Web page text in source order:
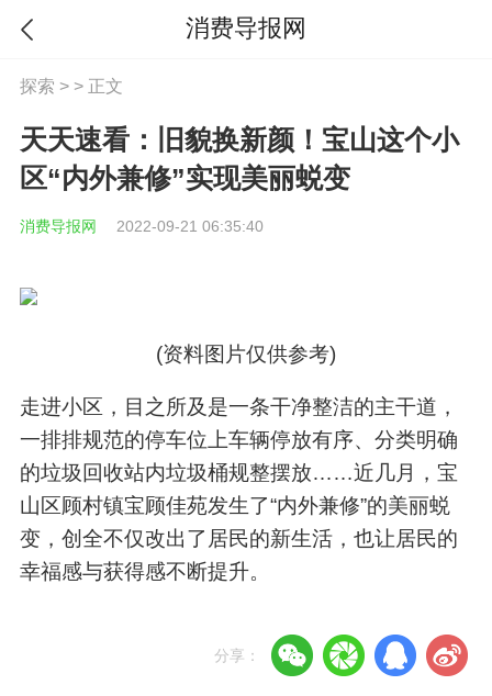
消费导报网
探索 > > 正文
天天速看：旧貌换新颜！宝山这个小
区“内外兼修”实现美丽蜕变
消费导报网 2022-09-21 06:35:40
(资料图片仅供参考)
走进小区，目之所及是一条干净整洁的主干道，
一排排规范的停车位上车辆停放有序、分类明确
的垃圾回收站内垃圾桶规整摆放……近几月，宝
山区顾村镇宝顾佳苑发生了“内外兼修”的美丽蜕
变，创全不仅改出了居民的新生活，也让居民的
幸福感与获得感不断提升。
分享：